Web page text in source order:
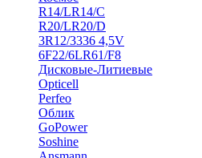
R14/LR14/C
R20/LR20/D
3R12/3336 4,5V
6F22/6LR61/F8
Дисковые-Литиевые
Opticell
Perfeo
Облик
GoPower
Soshine